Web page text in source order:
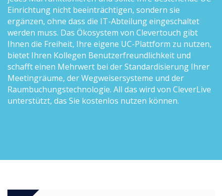
Einrichtung nicht beeinträchtigen, sondern sie
ergänzen, ohne dass die IT-Abteilung eingeschaltet
werden muss. Das Ökosystem von Clevertouch gibt
Ihnen die Freiheit, Ihre eigene UC-Plattform zu nutzen,
bietet Ihren Kollegen Benutzerfreundlichkeit und
schafft einen Mehrwert bei der Standardisierung Ihrer
Meetingräume, der Wegweisersysteme und der
Raumbuchungstechnologie. All das wird von CleverLive
unterstützt, das Sie kostenlos nutzen können.